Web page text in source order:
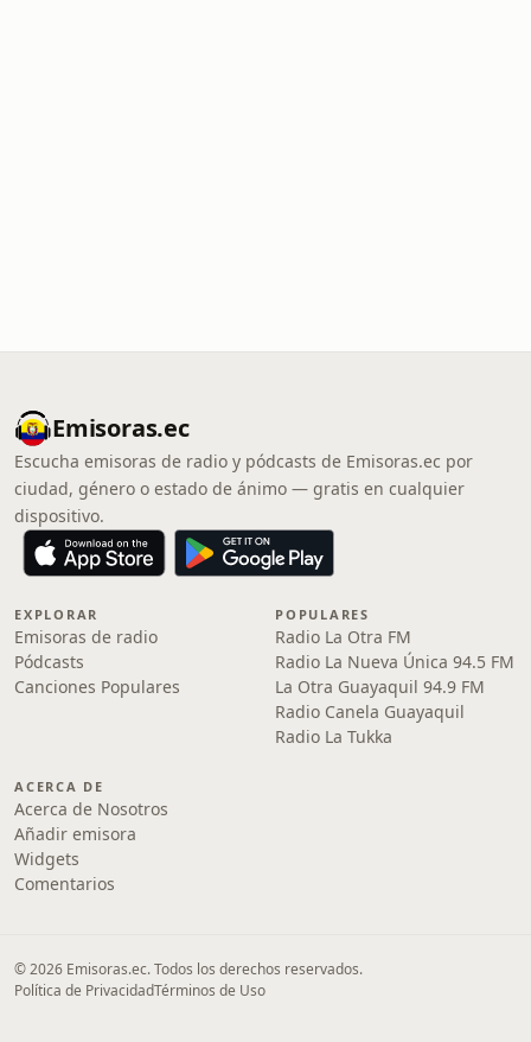
Emisoras.ec
Escucha emisoras de radio y pódcasts de Emisoras.ec por
ciudad, género o estado de ánimo — gratis en cualquier
dispositivo.
EXPLORAR
Emisoras de radio
Pódcasts
Canciones Populares
POPULARES
Radio La Otra FM
Radio La Nueva Única 94.5 FM
La Otra Guayaquil 94.9 FM
Radio Canela Guayaquil
Radio La Tukka
ACERCA DE
Acerca de Nosotros
Añadir emisora
Widgets
Comentarios
© 2026 Emisoras.ec. Todos los derechos reservados.
Política de PrivacidadTérminos de Uso